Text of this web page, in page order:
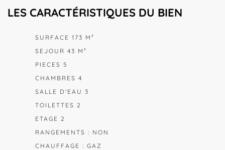
LES CARACTÉRISTIQUES DU BIEN
SURFACE 173 M²
SEJOUR 43 M²
PIECES 5
CHAMBRES 4
SALLE D'EAU 3
TOILETTES 2
ETAGE 2
RANGEMENTS : NON
CHAUFFAGE : GAZ